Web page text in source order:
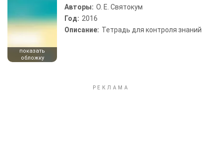
показать
обложку
Авторы: О. Е. Святокум
Год: 2016
Описание: Тетрадь для контроля знаний